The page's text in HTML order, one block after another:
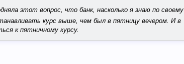
этот вопрос, что банк, насколько я знаю по своему
курс выше, чем был в пятницу вечером. И в
к пятничному курсу.